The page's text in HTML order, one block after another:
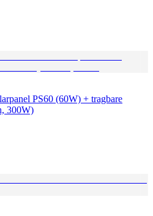
PS60 (60W) + tragbare
300W)